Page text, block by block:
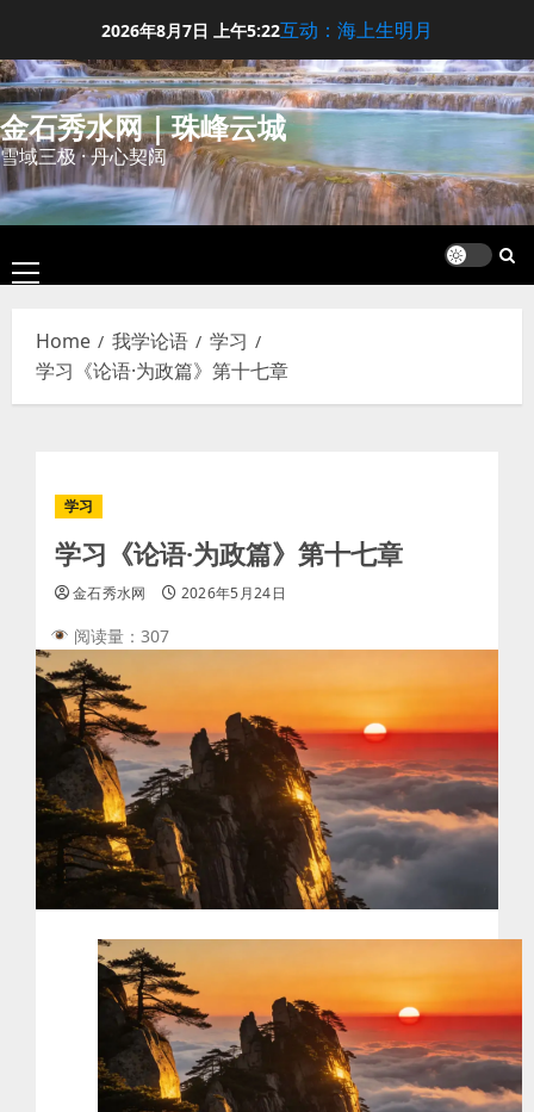
content
2026年8月7日 上午5:22互动：海上生明月
金石秀水网｜珠峰云城
雪域三极 · 丹心契阔
Primary
Menu
Home 我学论语
学习
学习《论语·为政篇》第十七章
学习
学习《论语·为政篇》第十七章
金石秀水网 2026年5月24日
阅读量：307